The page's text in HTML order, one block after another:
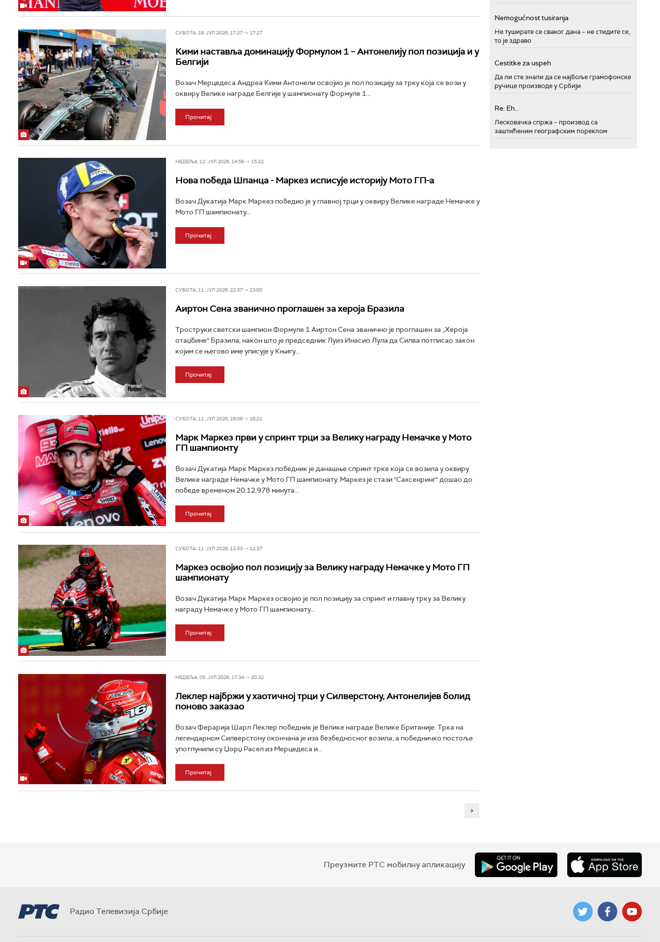
СУБОТА, 18. ЈУЛ 2026, 17:27 -> 17:27
Кими наставља доминацију Формулом 1 – Антонелију пол позиција и у
Белгији
Возач Мерцедеса Андреа Кими Антонели освојио је пол позицију за трку која се вози у
оквиру Велике награде Белгије у шампионату Формуле 1...
Прочитај
НЕДЕЉА, 12. ЈУЛ 2026, 14:56 -> 15:22
Нова победа Шпанца - Маркез исписује историју Мото ГП-а
Возач Дукатија Марк Маркез победио је у главној трци у оквиру Велике награде Немачке у
Мото ГП шампионату...
Прочитај
СУБОТА, 11. ЈУЛ 2026, 22:37 -> 23:00
Аиртон Сена званично проглашен за хероја Бразила
Троструки светски шампион Формуле 1 Аиртон Сена званично је проглашен за „Хероја
отаџбине“ Бразила, након што је председник Луиз Инасио Лула да Силва потписао закон
којим се његово име уписује у Књигу...
Прочитај
СУБОТА, 11. ЈУЛ 2026, 16:09 -> 16:21
Марк Маркез први у спринт трци за Велику награду Немачке у Мото
ГП шампионту
Возач Дукатија Марк Маркез победник је данашње спринт трке која се возила у оквиру
Велике награде Немачке у Мото ГП шампионату. Маркез је стази "Сахсенринг" дошао до
победе временом 20:12.978 минута...
Прочитај
СУБОТА, 11. ЈУЛ 2026, 12:33 -> 12:37
Маркез освојио пол позицију за Велику награду Немачке у Мото ГП
шампионату
Возач Дукатија Марк Маркез освојио је пол позицију за спринт и главну трку за Велику
награду Немачке у Мото ГП шампионату...
Прочитај
НЕДЕЉА, 05. ЈУЛ 2026, 17:34 -> 20:32
Леклер најбржи у хаотичној трци у Силверстону, Антонелијев болид
поново заказао
Возач Ферарија Шарл Леклер победник је Велике награде Велике Британије. Трка на
легендарном Силверстону окончана је иза безбедносног возила, а победничко постоље
употпунили су Џорџ Расел из Мерцедеса и...
Прочитај
>
Nemogućnost tusiranja
Не туширате се сваког дана – не стидите се,
то је здраво
Cestitke za uspeh
Да ли сте знали да се најбоље грамофонске
ручице производе у Србији
Re: Eh...
Лесковачка спржа – производ са
заштићеним географским пореклом
Преузмите РТС мобилну апликацију
Радио Телевизија Србије